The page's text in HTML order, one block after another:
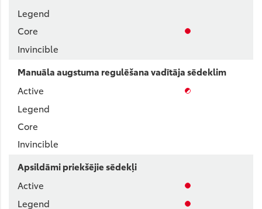
Manuāla augstuma regulēšana vadītāja sēdeklim
Apsildāmi priekšējie sēdekļi